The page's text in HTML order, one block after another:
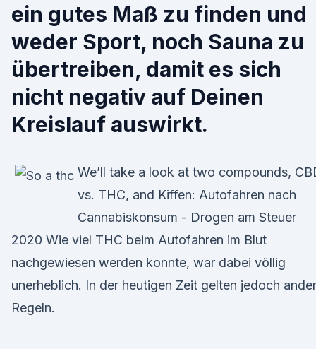
ein gutes Maß zu finden und
weder Sport, noch Sauna zu
übertreiben, damit es sich
nicht negativ auf Deinen
Kreislauf auswirkt.
We’ll take a look at two compounds,
vs. THC, and Kiffen: Autofahren nach
Cannabiskonsum - Drogen am Steuer
2020 Wie viel THC beim Autofahren im Blut
nachgewiesen werden konnte, war dabei völlig
unerheblich. In der heutigen Zeit gelten jedoch
Regeln.